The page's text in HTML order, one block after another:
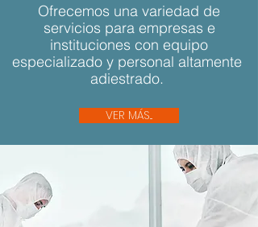
Ofrecemos una variedad de
servicios para empresas e
instituciones con equipo
especializado y personal altamente
adiestrado.
VER MÁS...